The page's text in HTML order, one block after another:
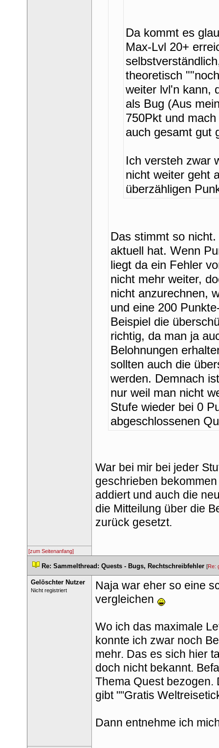
Da kommt es
Max-Lvl 20+
theoretisch
weiter lvl'n kann,
als Bug (Aus
750Pkt und
auch gesamt gut
Ich versteh zwar
nicht weiter geht
überzähligen
Das stimmt so
aktuell hat. Wenn
liegt da ein Fehler
nicht mehr weiter,
nicht anzurechnen,
und eine 200
Beispiel die
richtig, da man ja
Belohnungen
ollten auch die
werden. Demnach
nur weil man nicht
Stufe wieder bei 0
abgeschlossenen
War bei mir bei jeder
geschrieben
addiert und auch die
die Mitteilung über die
zurück gesetzt.
[zum Seitenanfang]
Re: Sammelthread: Quests - Bugs, Rechtschreibfehler [Re:
Gelöschter Nutzer
Nicht registriert
Naja war eher so eine
vergleichen
Wo ich das maximale
konnte ich zwar noch
mehr. Das es sich hier
doch nicht bekannt.
Thema Quest bezogen.
gibt ""Gratis
Dann entnehme ich